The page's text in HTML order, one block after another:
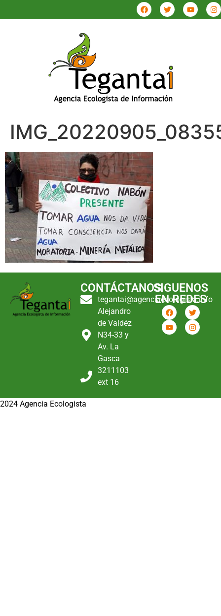
CONTÁCTANOS
tegantai@agenciaecologista.info
Alejandro
de Valdéz
N34-33 y
Av. La
Gasca
3211103
ext 16
SIGUENOS
EN REDES
2024 Agencia Ecologista